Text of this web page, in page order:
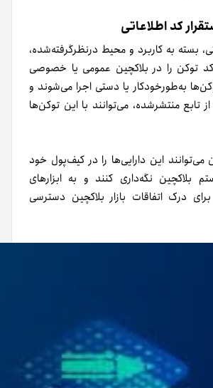
کد اطلاعاتی
بسته به کاربرد و محیط در‌نظر‌گرفته‌شده‌،
توکن را در بلاکچین عمومی یا خصوصی
به‌طورخودکار یا دستی اجرا‌ می‌شوند و
از تابع منتشر‌شده، می‌توانند با این توکن‌ها
می‌توانند این دارایی‌ها را در کیف‌پول خود
بلاکچین نگه‌داری کنند و به ابزارهای
درک اتفاقات بازار بلاکچین دسترسی